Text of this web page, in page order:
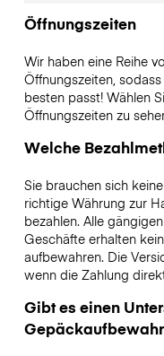
Öffnungszeiten
Wir haben eine Reihe
Öffnungszeiten,
besten passt! Wählen
Öffnungszeiten zu
Welche
Sie brauchen sich
richtige Währung zur
bezahlen. Alle
Geschäfte erhalten
aufbewahren. Die
wenn die Zahlung
Gibt es einen